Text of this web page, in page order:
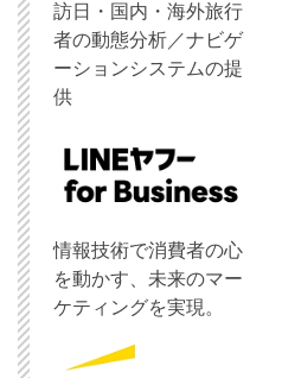
訪日・国内・海外旅行
者の動態分析／ナビゲ
ーションシステムの提
供
情報技術で消費者の心
を動かす、未来のマー
ケティングを実現。